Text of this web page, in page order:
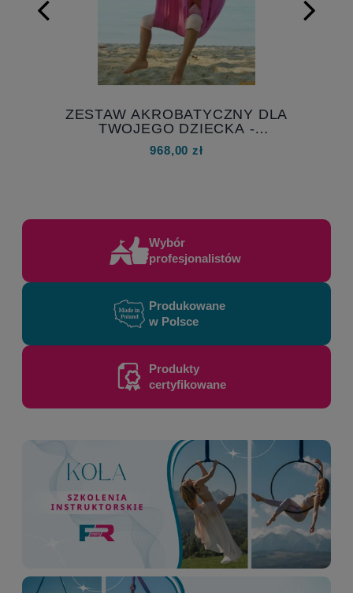
ZESTAW AKROBATYCZNY DLA
TWOJEGO DZIECKA -
MULTISENSORYCZNY HAMAK DLA
ROZWOJU TWOJEGO DZIECKA
968,00 zł
Wybór
profesjonalistów
Produkowane
w Polsce
Produkty
certyfikowane